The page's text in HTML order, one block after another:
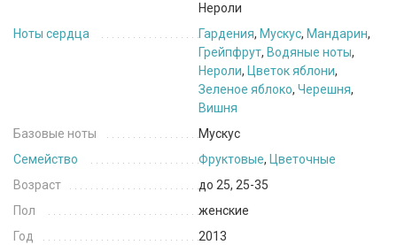
Нероли
Ноты сердца
Гардения, Мускус, Мандарин,
Грейпфрут, Водяные ноты,
Нероли, Цветок яблони,
Зеленое яблоко, Черешня,
Вишня
Базовые ноты
Мускус
Семейство
Фруктовые, Цветочные
Возраст
до 25, 25-35
Пол
женские
Год
2013